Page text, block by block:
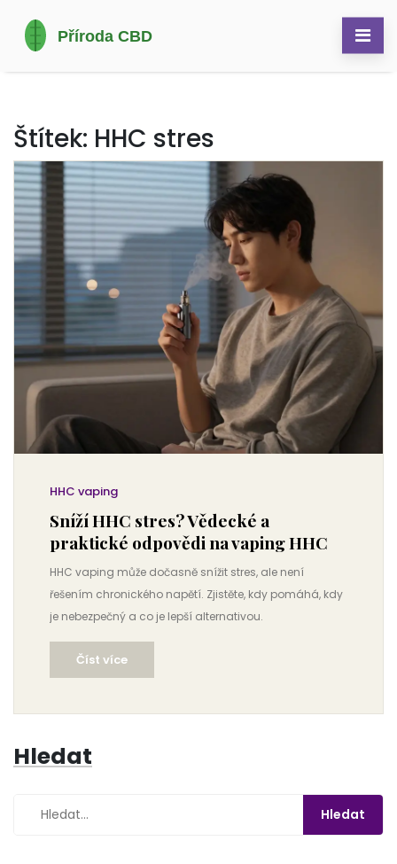
Štítek: HHC stres
HHC vaping
Sníží HHC stres? Vědecké a
praktické odpovědi na vaping HHC
HHC vaping může dočasně snížit stres, ale není
řešením chronického napětí. Zjistěte, kdy pomáhá, kdy
je nebezpečný a co je lepší alternativou.
Číst více
Hledat